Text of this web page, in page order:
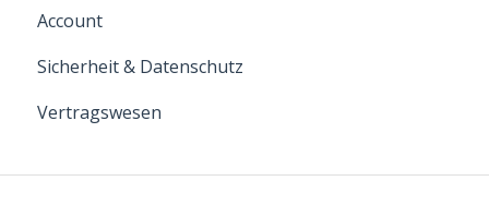
Zahlungsarten
Allgemein
Account
Sicherheit & Datenschutz
Vertragswesen